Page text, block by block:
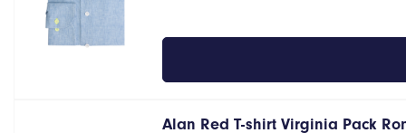
Alan Red T-shirt Virginia Pack